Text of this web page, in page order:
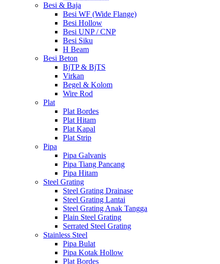
Besi & Baja
Besi WF (Wide Flange)
Besi Hollow
Besi UNP / CNP
Besi Siku
H Beam
Besi Beton
BjTP & BjTS
Virkan
Begel & Kolom
Wire Rod
Plat
Plat Bordes
Plat Hitam
Plat Kapal
Plat Strip
Pipa
Pipa Galvanis
Pipa Tiang Pancang
Pipa Hitam
Steel Grating
Steel Grating Drainase
Steel Grating Lantai
Steel Grating Anak Tangga
Plain Steel Grating
Serrated Steel Grating
Stainless Steel
Pipa Bulat
Pipa Kotak Hollow
Plat Bordes